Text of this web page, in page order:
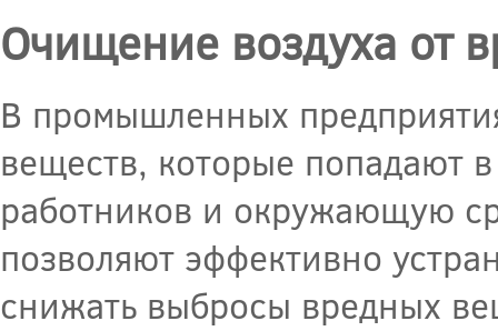
Очищение воздуха от
В промышленных
веществ, которые попадают
работников и окружающую
позволяют эффективно
снижать выбросы вредных